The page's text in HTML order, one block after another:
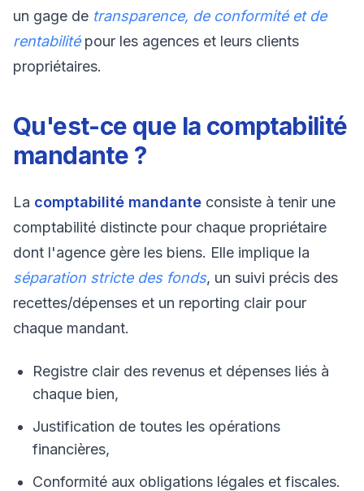
un gage de transparence, de conformité et de
rentabilitépour les agences et leurs clients
propriétaires.
Qu'est-ce que la comptabilité
mandante ?
La comptabilité mandante consiste à tenir une
comptabilité distincte pour chaque propriétaire
dont l'agence gère les biens. Elle implique la
séparation stricte des fonds, un suivi précis des
recettes/dépenses et un reporting clair pour
chaque mandant.
Registre clair des revenus et dépenses liés à
chaque bien,
Justification de toutes les opérations
financières,
Conformité aux obligations légales et fiscales.